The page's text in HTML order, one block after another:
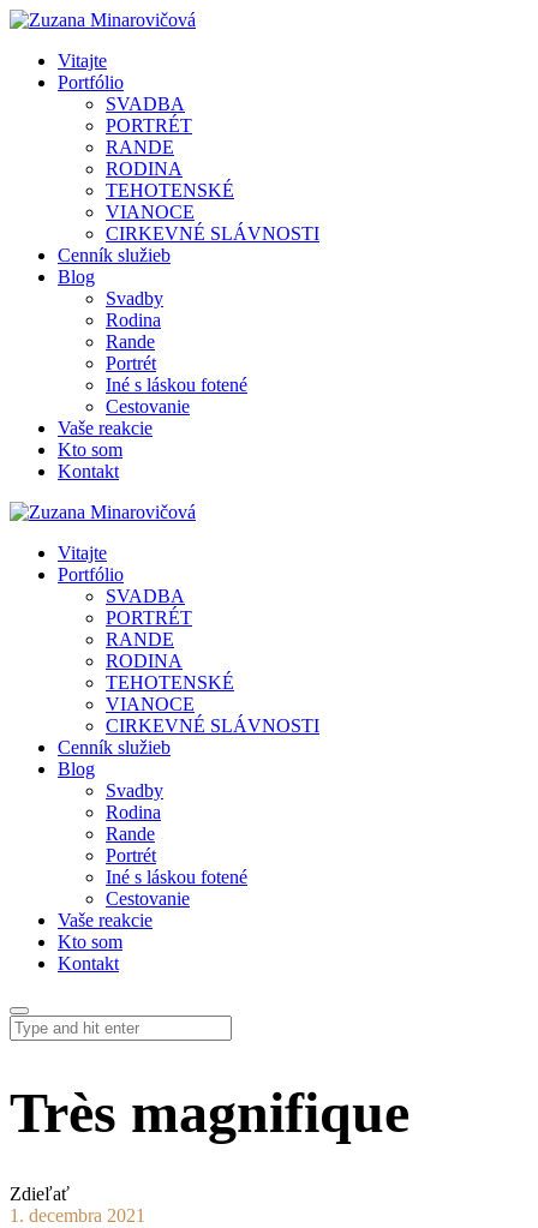
Vitajte
Portfólio
SVADBA
PORTRÉT
RANDE
RODINA
TEHOTENSKÉ
VIANOCE
CIRKEVNÉ SLÁVNOSTI
Cenník služieb
Blog
Svadby
Rodina
Rande
Portrét
Iné s láskou fotené
Cestovanie
Vaše reakcie
Kto som
Kontakt
Vitajte
Portfólio
SVADBA
PORTRÉT
RANDE
RODINA
TEHOTENSKÉ
VIANOCE
CIRKEVNÉ SLÁVNOSTI
Cenník služieb
Blog
Svadby
Rodina
Rande
Portrét
Iné s láskou fotené
Cestovanie
Vaše reakcie
Kto som
Kontakt
Très magnifique
Zdieľať
1. decembra 2021